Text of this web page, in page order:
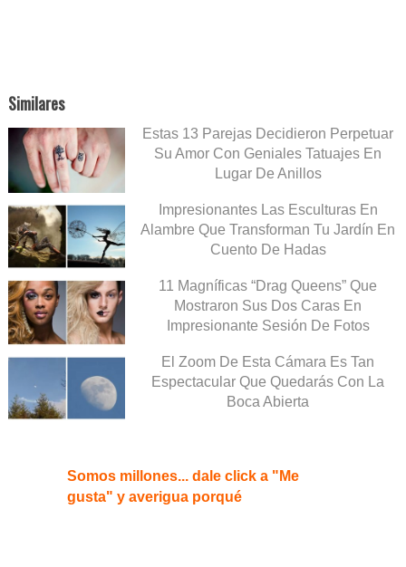
Similares
Estas 13 Parejas Decidieron Perpetuar
Su Amor Con Geniales Tatuajes En
Lugar De Anillos
Impresionantes Las Esculturas En
Alambre Que Transforman Tu Jardín En
Cuento De Hadas
11 Magníficas “Drag Queens” Que
Mostraron Sus Dos Caras En
Impresionante Sesión De Fotos
El Zoom De Esta Cámara Es Tan
Espectacular Que Quedarás Con La
Boca Abierta
Somos millones... dale click a "Me
gusta" y averigua porqué